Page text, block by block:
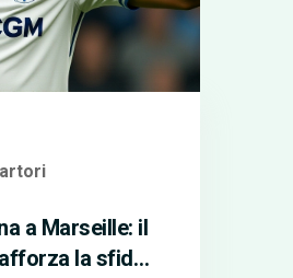
a Marseille: il
la sfida